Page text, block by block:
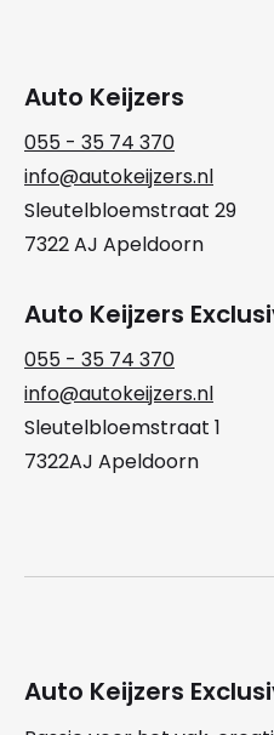
Auto Keijzers
055 - 35 74 370
info@autokeijzers.nl
Sleutelbloemstraat 29
7322 AJ Apeldoorn
Auto Keijzers
055 - 35 74 370
info@autokeijzers.nl
Sleutelbloemstraat 1
7322AJ Apeldoorn
Auto Keijzers